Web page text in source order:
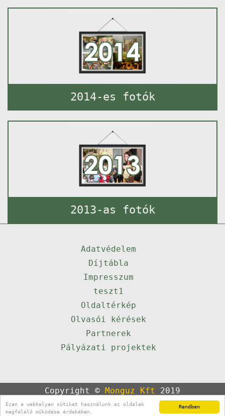
Rendben
Ezen a webhelyen sütiket használunk az oldalak
megfelelő működése érdekében.
2014-es fotók
2013-as fotók
Adatvédelem
Díjtábla
Impresszum
teszt1
Oldaltérkép
Olvasói kérések
Partnerek
Pályázati projektek
Copyright © Monguz Kft
2019
Powered byQulto